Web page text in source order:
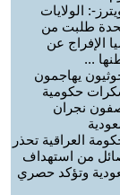
: الولايات
طلبت من
الإفراج عن
...
يهاجمون
حكومية
نجران
العراقية تحذر
من استهداف
وتؤكد حصري